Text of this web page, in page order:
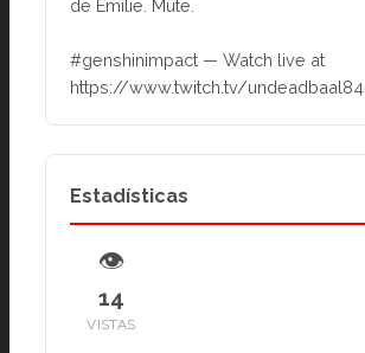
de Emilie. Mute.
#genshinimpact — Watch live at
https://www.twitch.tv/undeadbaal84
Estadísticas
👁
14
VISTAS